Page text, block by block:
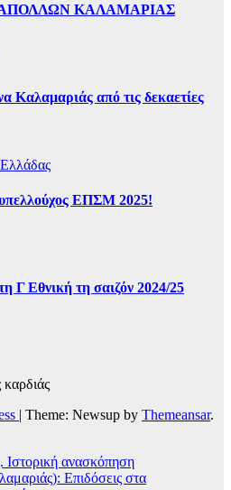
ΑΠΟΛΛΩΝ ΚΑΛΑΜΑΡΙΑΣ
Καλαμαριάς από τις δεκαετίες
ΕΠΣΜ 2025!
Γ Εθνική τη σαιζόν 2024/25
| Theme: Newsup by Themeansar.
ανασκόπηση
Επιδόσεις στα